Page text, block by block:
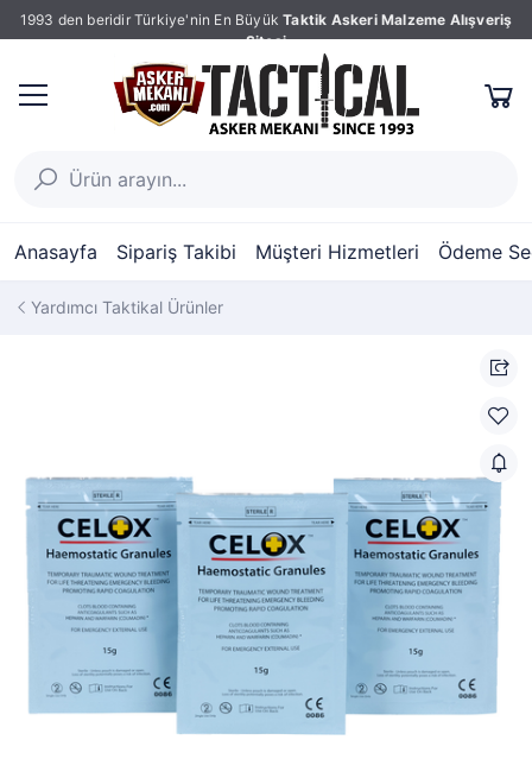
1993 den beridir Türkiye'nin En Büyük Taktik Askeri Malzeme Alışveriş
Sitesi
Anasayfa Sipariş Takibi Müşteri Hizmetleri Ödeme
Yardımcı Taktikal Ürünler